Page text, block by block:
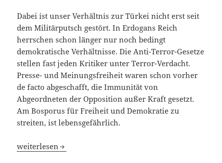
Dabei ist unser Verhältnis zur Türkei nicht erst seit
dem Militärputsch gestört. In Erdogans Reich
herrschen schon länger nur noch bedingt
demokratische Verhältnisse. Die Anti-Terror-Gesetze
stellen fast jeden Kritiker unter Terror-Verdacht.
Presse- und Meinungsfreiheit waren schon vorher
de facto abgeschafft, die Immunität von
Abgeordneten der Opposition außer Kraft gesetzt.
Am Bosporus für Freiheit und Demokratie zu
streiten, ist lebensgefährlich.
Jubeltürken
weiterlesen